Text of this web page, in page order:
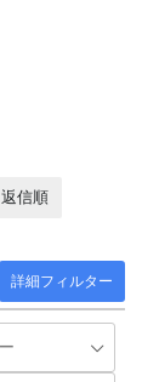
詳細フィルター
返信順